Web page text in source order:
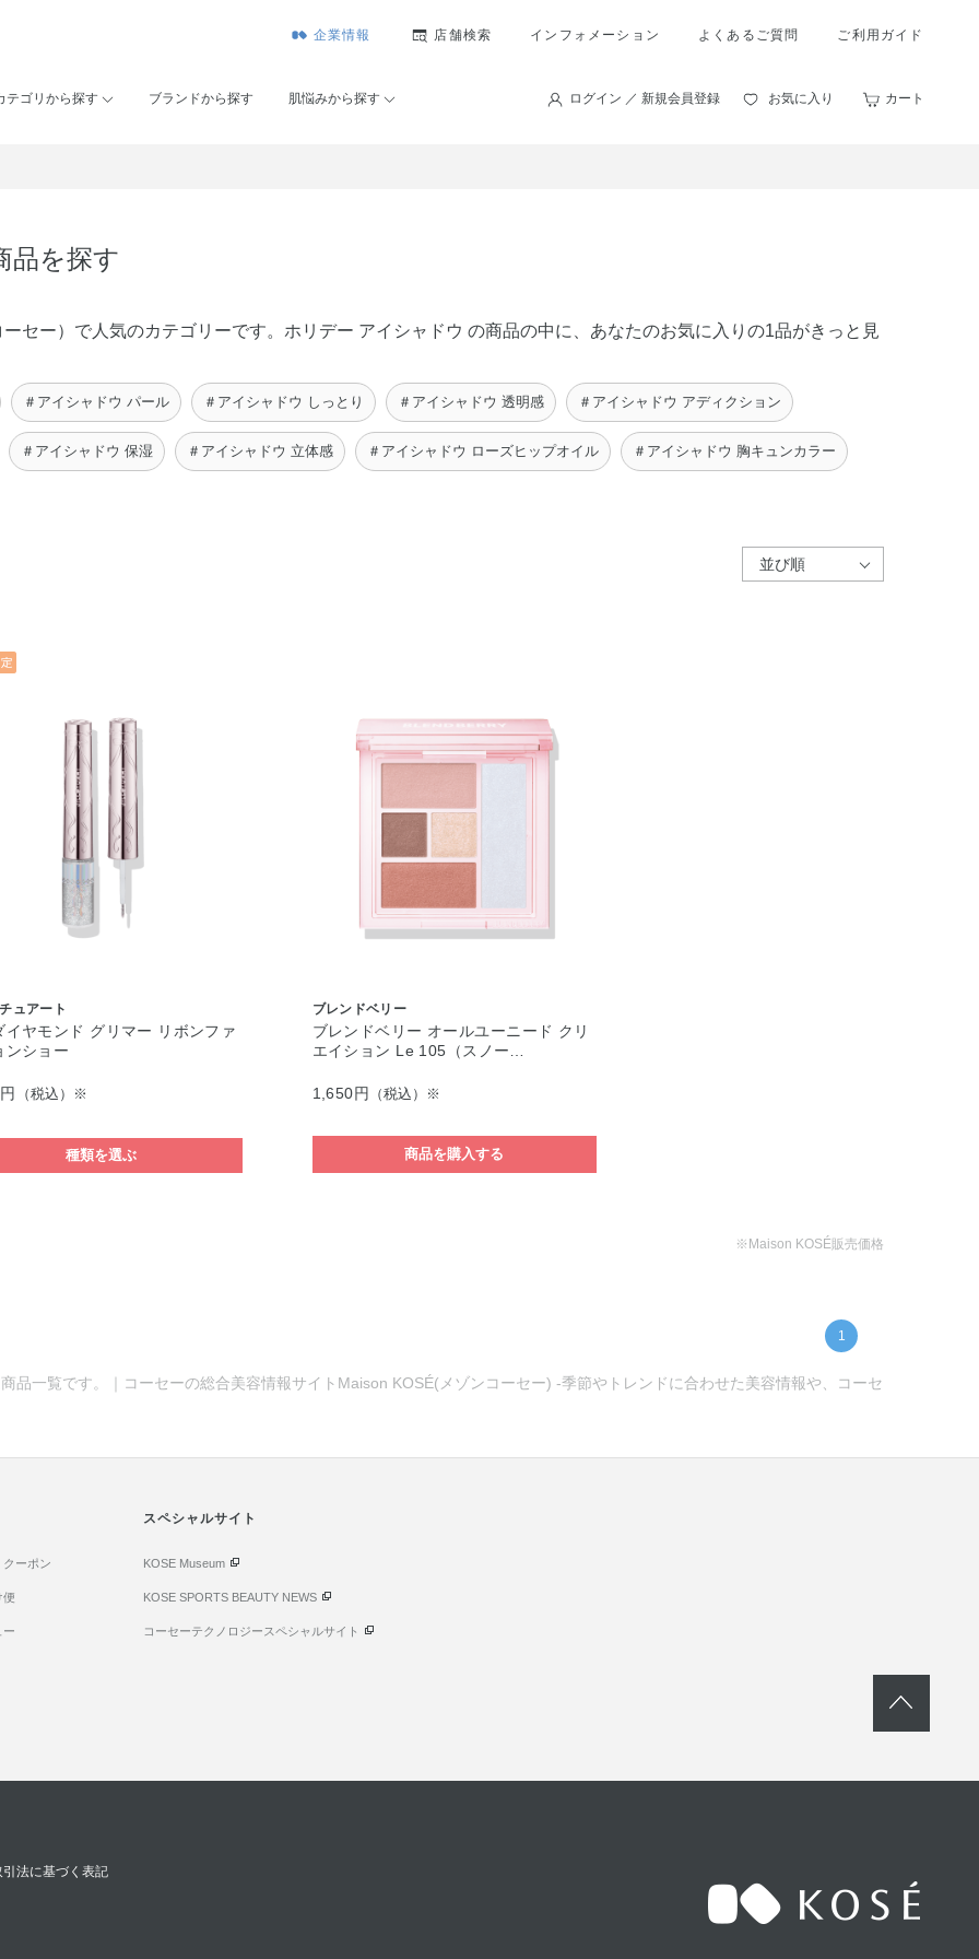
企業情報 店舗検索 インフォメーション よくあるご質問 ご利用ガイド
テゴリから探す ブランドから探す 肌悩みから探す ログイン ／ 新規会員登録 お気に入り カート
品を探す
セー）で人気のカテゴリーです。ホリデー アイシャドウ の商品の中に、あなたのお気に入りの1品がきっと見
＃アイシャドウ パール ＃アイシャドウ しっとり ＃アイシャドウ 透明感 ＃アイシャドウ アディクション
＃アイシャドウ 保湿 ＃アイシャドウ 立体感 ＃アイシャドウ ローズヒップオイル ＃アイシャドウ 胸キュンカラー
ュアート
イヤモンド グリマー リボンファ
ンショー
（税込）※
種類を選ぶ
ブレンドベリー
ブレンドベリー オールユーニード クリ
エイション Le 105（スノー…
1,650円 （税込）※
商品を購入する
※Maison KOSÉ販売価格
1
品一覧です。｜コーセーの総合美容情報サイトMaison KOSÉ(メゾンコーセー) -季節やトレンドに合わせた美容情報や、コーセ
クーポン
便
ー
スペシャルサイト
KOSE Museum
KOSE SPORTS BEAUTY NEWS
コーセーテクノロジースペシャルサイト
引法に基づく表記